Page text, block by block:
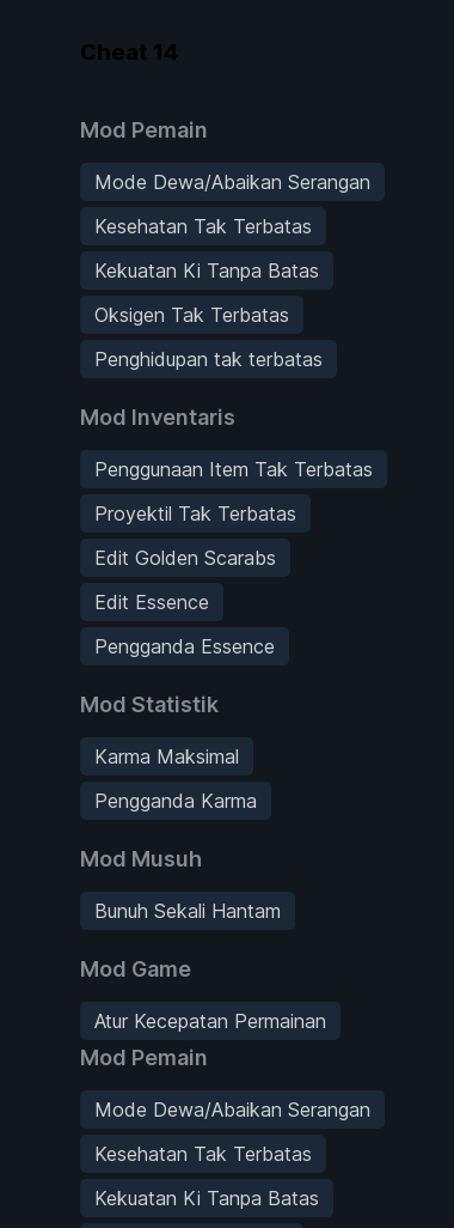
Cheat 14
Mod Pemain
Mode Dewa/Abaikan Serangan
Kesehatan Tak Terbatas
Kekuatan Ki Tanpa Batas
Oksigen Tak Terbatas
Penghidupan tak terbatas
Mod Inventaris
Penggunaan Item Tak Terbatas
Proyektil Tak Terbatas
Edit Golden Scarabs
Edit Essence
Pengganda Essence
Mod Statistik
Karma Maksimal
Pengganda Karma
Mod Musuh
Bunuh Sekali Hantam
Mod Game
Atur Kecepatan Permainan
Mod Pemain
Mode Dewa/Abaikan Serangan
Kesehatan Tak Terbatas
Kekuatan Ki Tanpa Batas